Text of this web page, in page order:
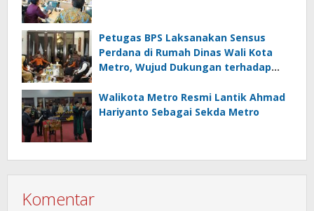
Petugas BPS Laksanakan Sensus
Perdana di Rumah Dinas Wali Kota
Metro, Wujud Dukungan terhadap
Walikota Metro Resmi Lantik Ahmad
Hariyanto Sebagai Sekda Metro
Komentar